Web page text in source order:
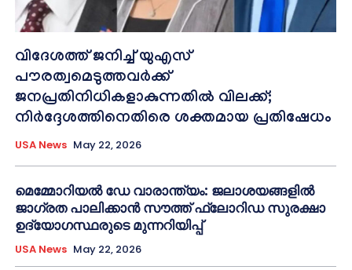
വിദേശത്ത് ജനിച്ച് യുഎസ്
പൗരത്വമെടുത്തവർക്ക്
ജനപ്രതിനിധികളാകുന്നതിൽ വിലക്ക്;
നിർദ്ദേശത്തിനെതിരെ ശക്തമായ പ്രതിഷേധം
USA News May 22, 2026
മെമ്മോറിയൽ ഡേ വാരാന്ത്യം: ജലാശയങ്ങളിൽ
ജാഗ്രത പാലിക്കാൻ സൗത്ത് ഫ്ലോറിഡ സുരക്ഷാ
ഉദ്യോഗസ്ഥരുടെ മുന്നറിയിപ്പ്
USA News May 22, 2026